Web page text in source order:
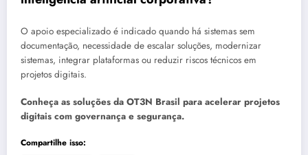
O apoio especializado é indicado quando há sistemas sem
documentação, necessidade de escalar soluções, modernizar
sistemas, integrar plataformas ou reduzir riscos técnicos em
projetos digitais.
Conheça as soluções da OT3N Brasil para acelerar projetos
digitais com governança e segurança.
Compartilhe isso: